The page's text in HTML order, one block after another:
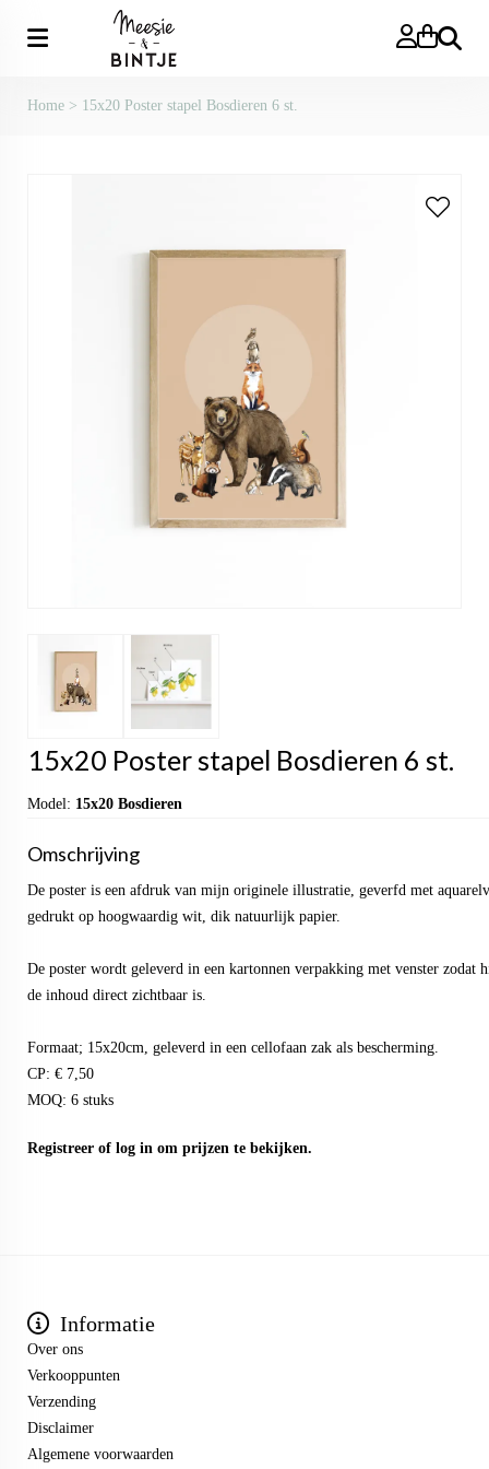
Zoeken
Home > 15x20 Poster stapel Bosdieren 6 st.
15x20 Poster stapel Bosdieren 6 st.
Model: 15x20 Bosdieren
Omschrijving
De poster is een afdruk van mijn originele illustratie, geverfd met
gedrukt op hoogwaardig wit, dik natuurlijk papier.
De poster wordt geleverd in een kartonnen verpakking met venster
de inhoud direct zichtbaar is.
Formaat; 15x20cm, geleverd in een cellofaan zak als bescherming.
CP: € 7,50
MOQ: 6 stuks
Registreer of log in om prijzen te bekijken.
Informatie
Over ons
Verkooppunten
Verzending
Disclaimer
Algemene voorwaarden